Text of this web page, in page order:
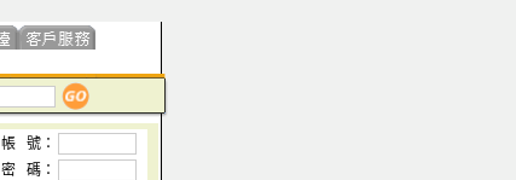
帳 號：
密 碼：